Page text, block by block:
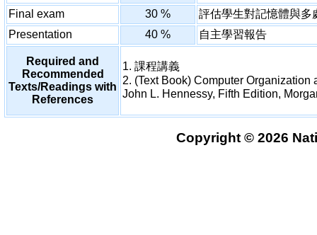
Final exam
30 %
評估學生對記憶體與多
Presentation
40 % 自主學習報告
Required and
Recommended
Texts/Readings with
References
1. 課程講義
2. (Text Book) Computer
John L. Hennessy, Fifth Edition,
Copyright © 2026